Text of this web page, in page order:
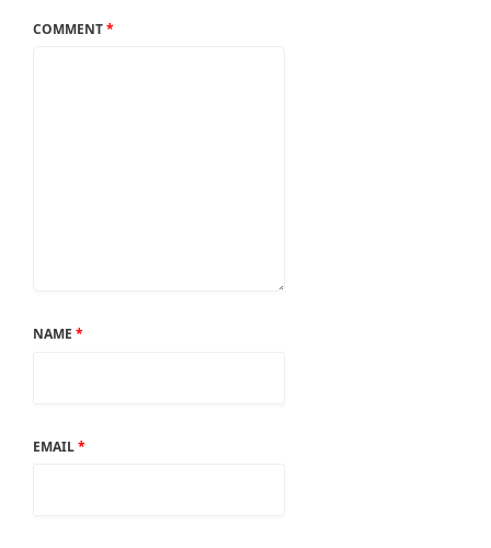
COMMENT*
NAME *
EMAIL*